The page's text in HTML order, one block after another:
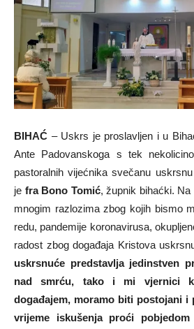
BIHAĆ – Uskrs je proslavljen i u
Ante Padovanskoga s tek
pastoralnih vijećnika svečanu
je fra Bono Tomić, župnik bihaćki.
mnogim razlozima zbog kojih bismo
redu, pandemije koronavirusa,
radost zbog događaja Kristova
uskrsnuće predstavlja jedinstven
nad smrću, tako i mi vjernici
događajem, moramo biti postojani i
vrijeme iskušenja proći